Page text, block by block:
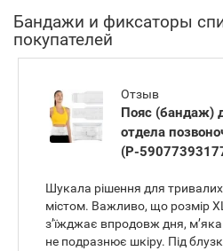
Бандажи и фиксаторы
покупателей
Отзыв
Пояс (бандаж)
отдела
(P-
Шукала рішення для тривалих
містом. Важливо, що розмір
з’їжджає впродовж дня,
не подразнює шкіру. Під